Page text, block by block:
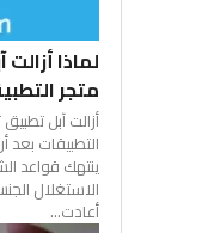
لماذا
متجر
أزالت آبل
التطبيقات
ينتهك قواعد
الاستغلال
أعادت...